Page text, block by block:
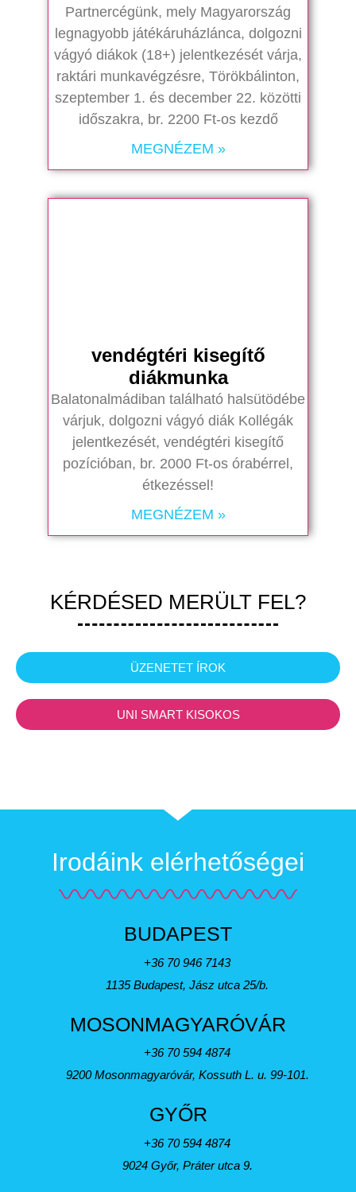
Partnercégünk, mely Magyarország
legnagyobb játékáruházlánca, dolgozni
vágyó diákok (18+) jelentkezését várja,
raktári munkavégzésre, Törökbálinton,
szeptember 1. és december 22. közötti
időszakra, br. 2200 Ft-os kezdő
MEGNÉZEM »
vendégtéri kisegítő
diákmunka
Balatonalmádiban található halsütödébe
várjuk, dolgozni vágyó diák Kollégák
jelentkezését, vendégtéri kisegítő
pozícióban, br. 2000 Ft-os órabérrel,
étkezéssel!
MEGNÉZEM »
KÉRDÉSED MERÜLT FEL?
ÜZENETET ÍROK
UNI SMART KISOKOS
Irodáink elérhetőségei
BUDAPEST
+36 70 946 7143
1135 Budapest, Jász utca 25/b.
MOSONMAGYARÓVÁR
+36 70 594 4874
9200 Mosonmagyaróvár, Kossuth L. u. 99-101.
GYŐR
+36 70 594 4874
9024 Győr, Práter utca 9.